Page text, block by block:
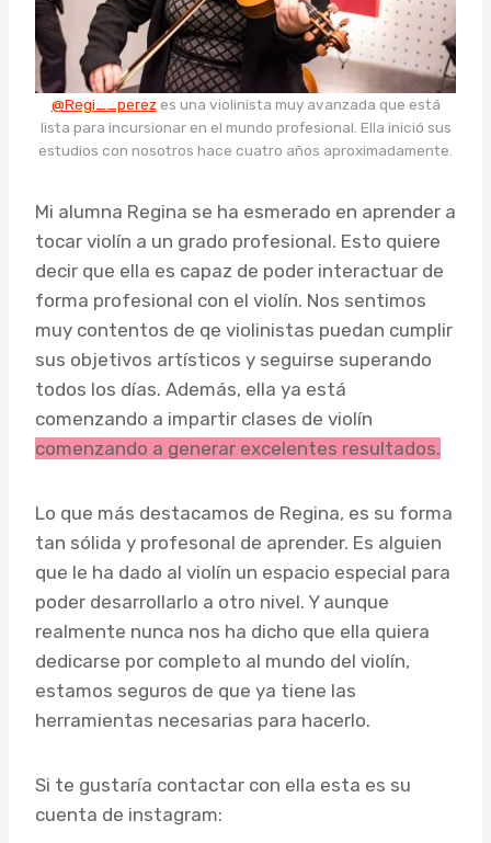
@Regi__perezes una violinista muy avanzada que está
lista para incursionar en el mundo profesional. Ella inició sus
estudios con nosotros hace cuatro años aproximadamente.
Mi alumna Regina se ha esmerado en aprender a
tocar violín a un grado profesional. Esto quiere
decir que ella es capaz de poder interactuar de
forma profesional con el violín. Nos sentimos
muy contentos de qe violinistas puedan cumplir
sus objetivos artísticos y seguirse superando
todos los días. Además, ella ya está
comenzando a impartir clases de violín
comenzando a generar excelentes resultados.
Lo que más destacamos de Regina, es su forma
tan sólida y profesonal de aprender. Es alguien
que le ha dado al violín un espacio especial para
poder desarrollarlo a otro nivel. Y aunque
realmente nunca nos ha dicho que ella quiera
dedicarse por completo al mundo del violín,
estamos seguros de que ya tiene las
herramientas necesarias para hacerlo.
Si te gustaría contactar con ella esta es su
cuenta de instagram: